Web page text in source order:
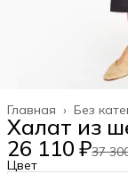
Без
Главная ›
Халат из
26 110 ₽37
Цвет